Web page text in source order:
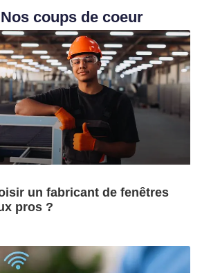
Nos coups de coeur
un fabricant de fenêtres
pros ?